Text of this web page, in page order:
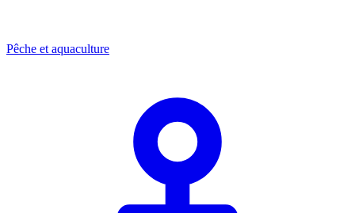
Pêche et aquaculture